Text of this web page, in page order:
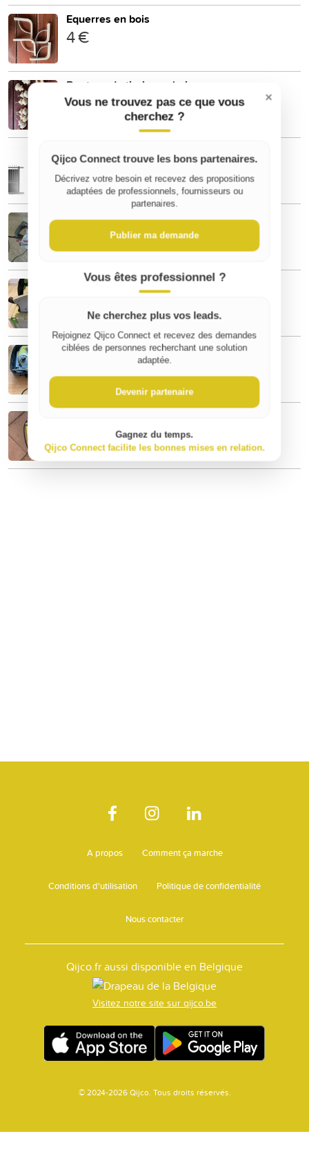
Equerres en bois
4 €
Boutons de tiroirs en bois
10 €
PORTAIL COULISSANT NEUF
1 200 €
Scie circulaire Bosch
Je vends une Scie plongeante
A vendre Scie sauteuse
par jour
A propos Comment ça marche
Conditions d'utilisation Politique de confidentialité
Nous contacter
Qijco.fr aussi disponible en Belgique
Visitez notre site sur qijco.be
© 2024-2026 Qijco. Tous droits réservés.
×
Vous ne trouvez pas ce que vous
cherchez ?
Qijco Connect trouve les bons partenaires.
Décrivez votre besoin et recevez des propositions
adaptées de professionnels, fournisseurs ou
partenaires.
Publier ma demande
Vous êtes professionnel ?
Ne cherchez plus vos leads.
Rejoignez Qijco Connect et recevez des demandes
ciblées de personnes recherchant une solution
adaptée.
Devenir partenaire
Gagnez du temps.
Qijco Connect facilite les bonnes mises en relation.